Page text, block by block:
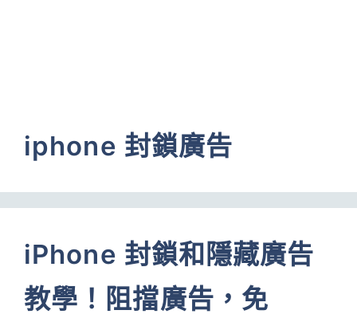
iphone 封鎖廣告
iPhone 封鎖和隱藏廣告
教學！阻擋廣告，免